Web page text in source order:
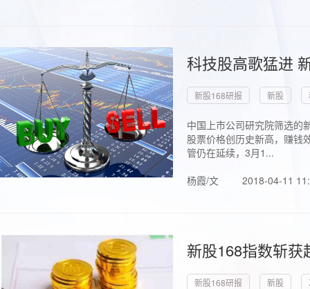
科技股高歌猛进
新股168研报 新股
中国上市公司研究院筛选的
股票价格创历史新高，赚钱
管仍在延续，3月1...
杨霞/文
2018-04-11
新股168指数斩
新股168研报 新股